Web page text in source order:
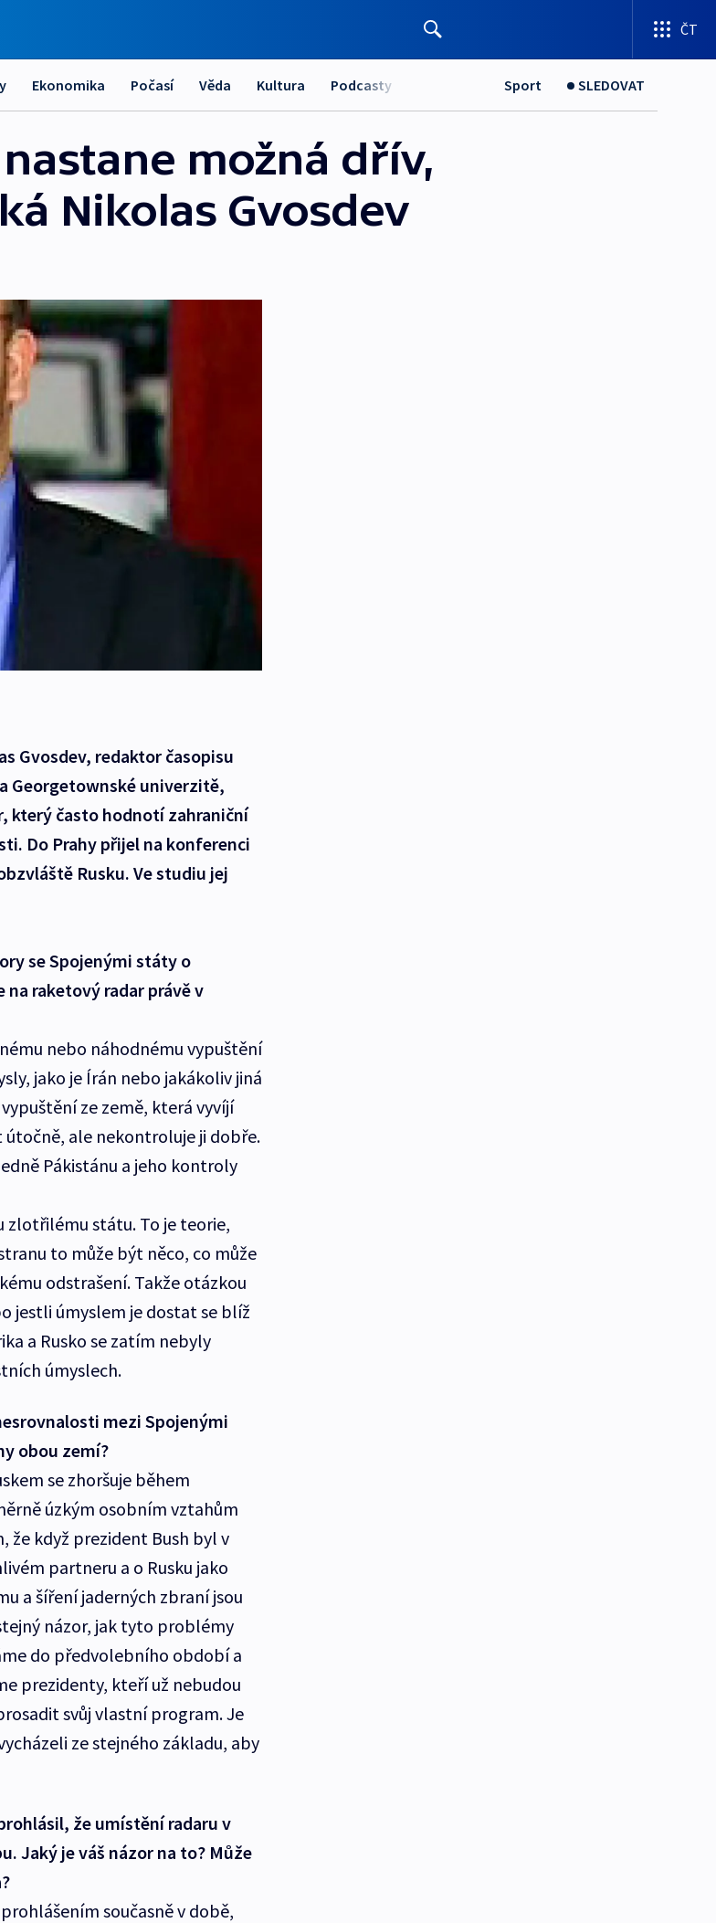
ČT
Ekonomika Počasí Věda Kultura Podcasty Sport SLEDOVAT
možná dřív,
Nikolas Gvosdev
Gvosdev, redaktor časopisu
Georgetownské univerzitě,
který často hodnotí zahraniční
Do Prahy přijel na konferenci
Rusku. Ve studiu jej
se Spojenými státy o
raketový radar právě v
nebo náhodnému vypuštění
jako je Írán nebo jakákoliv jiná
ze země, která vyvíjí
ale nekontroluje ji dobře.
Pákistánu a jeho kontroly
státu. To je teorie,
to může být něco, co může
odstrašení. Takže otázkou
jestli úmyslem je dostat se blíž
a Rusko se zatím nebyly
úmyslech.
mezi Spojenými
obou zemí?
se zhoršuje během
úzkým osobním vztahům
že když prezident Bush byl v
partneru a o Rusku jako
a šíření jaderných zbraní jsou
názor, jak tyto problémy
do předvolebního období a
prezidenty, kteří už nebudou
svůj vlastní program. Je
ze stejného základu, aby
že umístění radaru v
Jaký je váš názor na to? Může
současně v době,